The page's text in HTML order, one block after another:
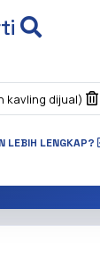
kavling dijual)
LEBIH LENGKAP?